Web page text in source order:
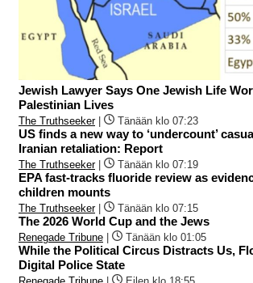
Jewish Lawyer Says One Jewish Life
Palestinian Lives
The Truthseeker| Tänään klo 07:23
US finds a new way to ‘undercount’
Iranian retaliation: Report
The Truthseeker| Tänään klo 07:19
EPA fast-tracks fluoride review as
children mounts
The Truthseeker| Tänään klo 07:15
The 2026 World Cup and the Jews
Renegade Tribune Tänään klo 01:05
While the Political Circus Distracts Us,
Digital Police State